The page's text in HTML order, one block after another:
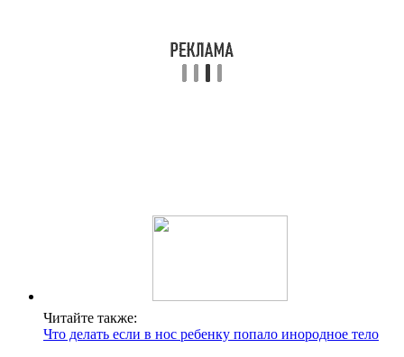
Читайте также:
Что делать если в нос ребенку попало инородное тело